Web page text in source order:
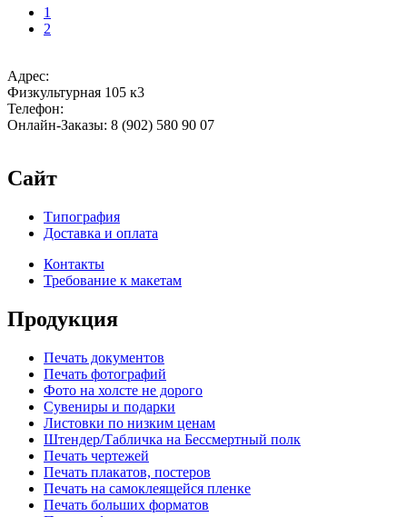
1
2
Адрес:
Физкультурная 105 к3
Телефон:
Онлайн-Заказы: 8 (902) 580 90 07
Сайт
Типография
Доставка и оплата
Контакты
Требование к макетам
Продукция
Печать документов
Печать фотографий
Фото на холсте не дорого
Сувениры и подарки
Листовки по низким ценам
Штендер/Табличка на Бессмертный полк
Печать чертежей
Печать плакатов, постеров
Печать на самоклеящейся пленке
Печать больших форматов